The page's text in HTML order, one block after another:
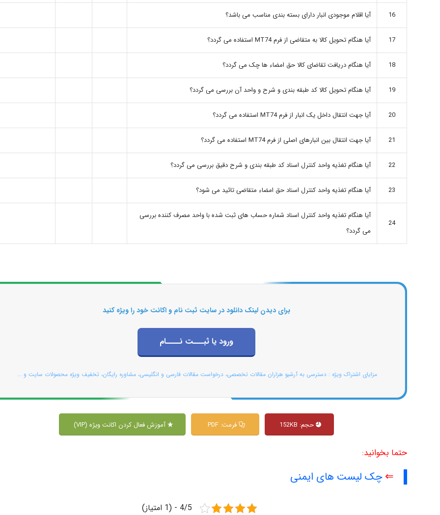
16 آیا اقلام موجودی انبار دارای بسته بندی مناسب می باشد؟
17 آیا هنگام تحویل کالا به متقاضی از فرم MT74 استفاده می گردد؟
18 آیا هنگام دریافت تقاضای کالا حق امضاء ها چک می گردد؟
19 آیا هنگام تحویل کالا کد طبقه بندی و شرح و واحد آن بررسی می گردد؟
20 آیا جهت انتقال داخل یک انبار از فرم MT74 استفاده می گردد؟
21 آیا جهت انتقال بین انبارهای اصلی از فرم MT74 استفاده می گردد؟
22 آیا هنگام تغذیه واحد کنترل اسناد کد طبقه بندی و شرح دقیق بررسی می گردد؟
23 آیا هنگام تغذیه واحد کنترل اسناد حق امضاء متقاضی تائید می شود؟
24
آیا هنگام تغذیه واحد کنترل اسناد شماره حساب های ثبت شده با واحد مصرف کننده بررسی
می گردد؟
برای دیدن لینک دانلود در سایت ثبت نام و اکانت خود را ویژه کنید
ورود یا ثبـــت نــــام
مزایای اشتراک ویژه : دسترسی به آرشیو هزاران مقالات تخصصی، درخواست مقالات فارسی و انگلیسی، مشاوره رایگان، تخفیف ویژه محصولات سایت و ...
حجم: 152KB فرمت: PDF آموزش فعال کردن اکانت ویژه (VIP)
حتما بخوانید:
⇐ چک لیست های ایمنی
4/5 - (1 امتیاز)